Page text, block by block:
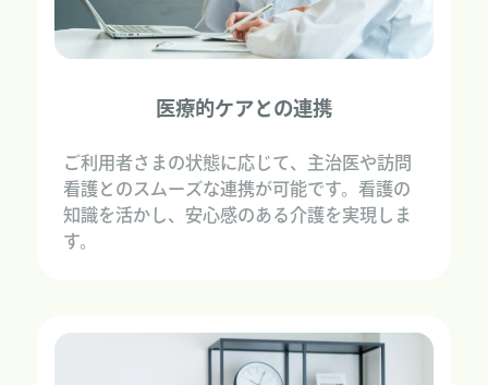
医療的ケアとの連携
ご利用者さまの状態に応じて、主治医や訪問
看護とのスムーズな連携が可能です。看護の
知識を活かし、安心感のある介護を実現しま
す。